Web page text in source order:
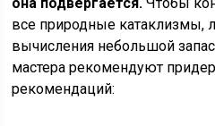
все природные катаклизмы,
вычисления небольшой
мастера рекомендуют
рекомендаций: